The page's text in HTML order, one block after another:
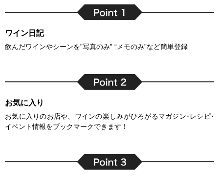
ワイン日記
飲んだワインやシーンを”写真のみ” “メモのみ”など簡単登録
お気に入り
お気に入りのお店や、ワインの楽しみがひろがるマガジン･レシピ･
イベント情報をブックマークできます！